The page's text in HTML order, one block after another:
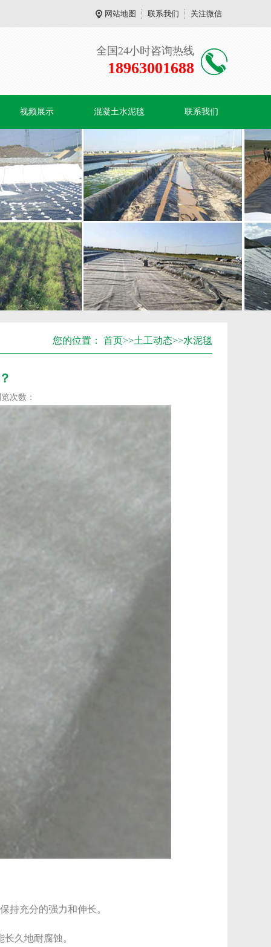
网站地图 联系我们 关注微信
全国24小时咨询热线
18963001688
视频展示 混凝土水泥毯 联系我们
您的位置： 首页>>土工动态>>水泥毯
次数：
持充分的强力和伸长。
久地耐腐蚀。